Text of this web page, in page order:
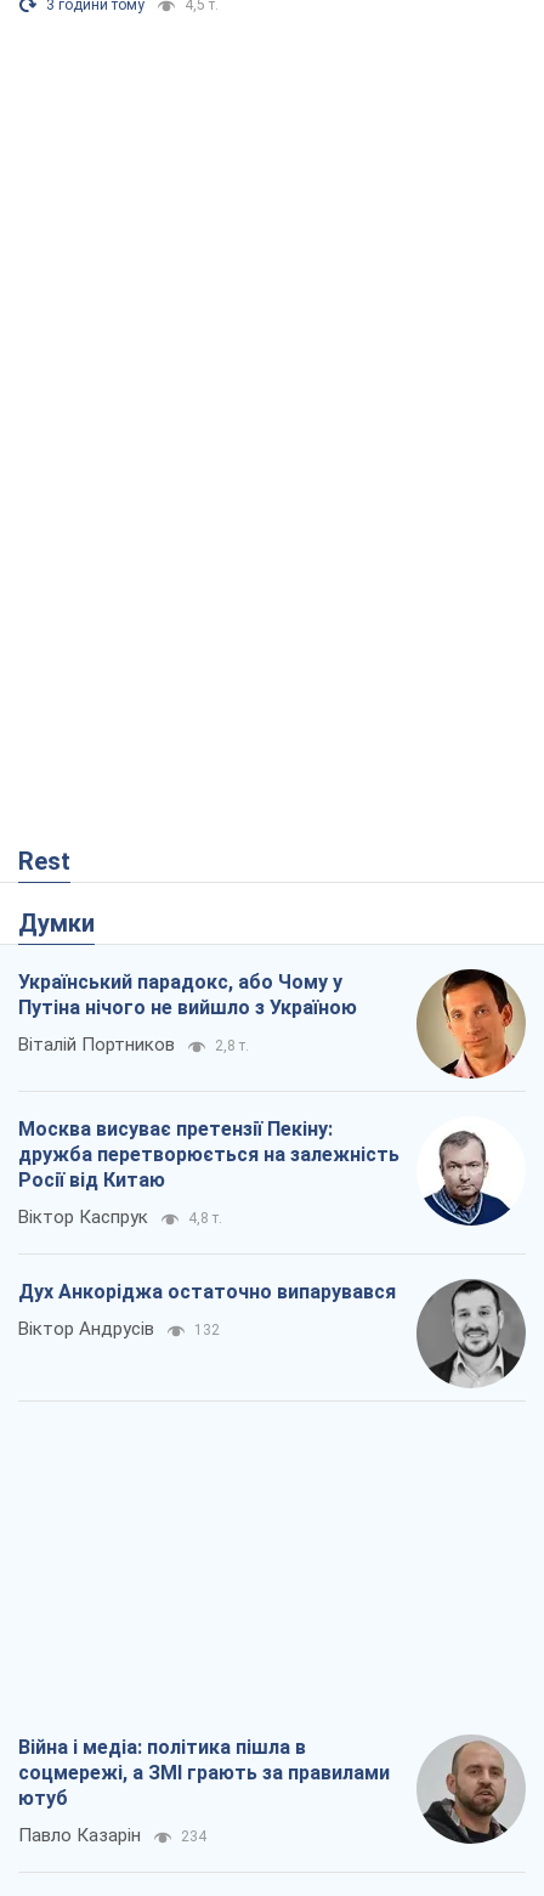
3 години тому 4,5 т.
Rest
Думки
Український парадокс, або Чому у
Путіна нічого не вийшло з Україною
Віталій Портников 2,8 т.
Москва висуває претензії Пекіну:
дружба перетворюється на залежність
Росії від Китаю
Віктор Каспрук 4,8 т.
Дух Анкоріджа остаточно випарувався
Віктор Андрусів 132
Війна і медіа: політика пішла в
соцмережі, а ЗМІ грають за правилами
ютуб
Павло Казарін 234